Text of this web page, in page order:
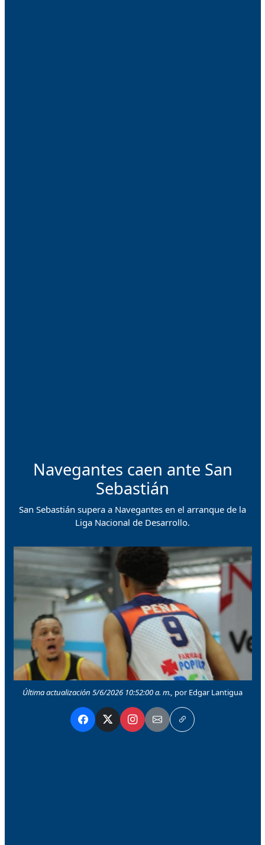
Navegantes caen ante San
Sebastián
San Sebastián supera a Navegantes en el arranque de la
Liga Nacional de Desarrollo.
Última actualización 5/6/2026 10:52:00 a. m., por Edgar Lantigua